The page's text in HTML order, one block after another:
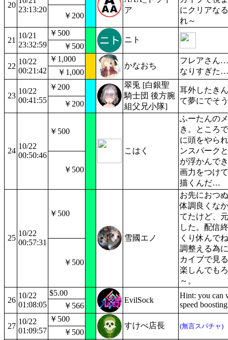
20
23:13:20
ア
にクリアな
れ～
￥200
21
10/21
23:32:59
￥500
ニト
￥500
22
10/22
00:21:42
￥1,000
かなおち
フレアさん
なりすぎた…
￥1,000
23
10/22
00:41:55
￥200
翠兎 [白銀聖
騎士団 後方腕
組父兄小隊]
耳外したき
て夢にでそう
￥200
24
10/22
00:50:46
￥500
こはく
ふーたんの
き。ところ
に頭をやら
ンスパーク
が浮かんで
画力をつけ
描くんだ…
￥500
25
10/22
00:57:31
￥500
雪國エノ
お先におつ
体調良くな
てたけど、
した。配信
くり休んで
調整える為
カイブで見
楽しんでも
～。
￥500
26
10/22
01:08:05
$5.00
EvilSock
Hint: you can
speed boosting
￥566
27
10/22
01:09:57
￥500
すけべ店長 (無言スパチャ)
￥500